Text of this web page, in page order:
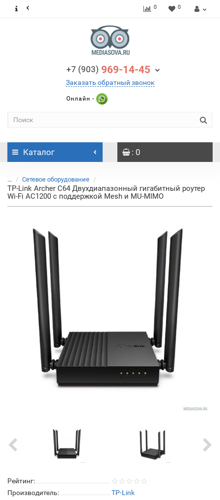
0 0
+7 (903) 969-14-45
Заказать обратный звонок
Онлайн -
Каталог : 0
... Сетевое оборудование
TP-Link Archer C64 Двухдиапазонный гигабитный роутер
Wi-Fi AC1200 с поддержкой Mesh и MU-MIMO
Рейтинг:
Производитель:
TP-Link